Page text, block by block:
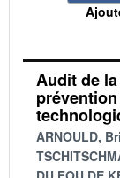
Audit de
ARNOULD,